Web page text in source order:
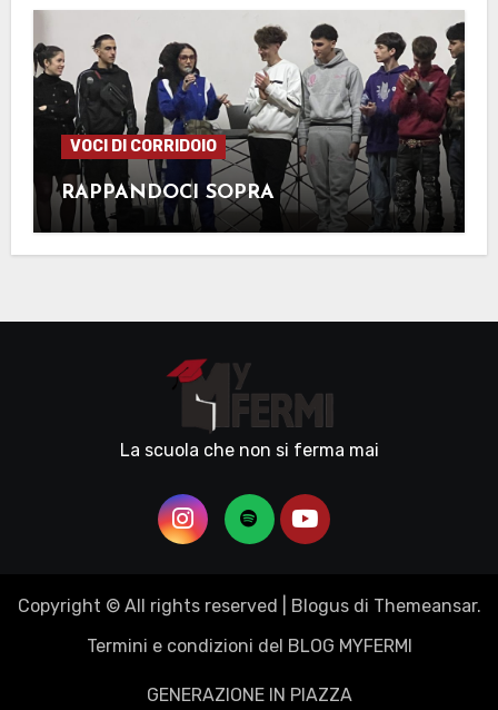
VOCI DI CORRIDOIO
RAPPANDOCI SOPRA
La scuola che non si ferma mai
Copyright © All rights reserved Blogusdi Themeansar.
Termini e condizioni del BLOG MYFERMI
GENERAZIONE IN PIAZZA